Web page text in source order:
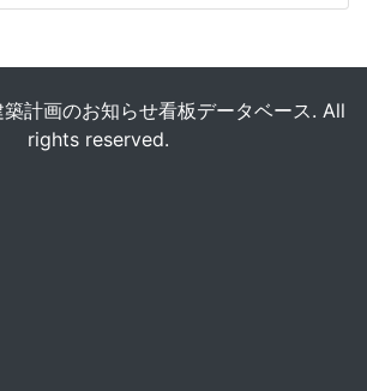
計画のお知らせ看板データベース. All
rights reserved.